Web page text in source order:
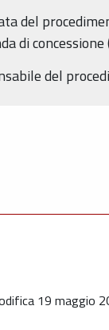
del
di
del
19 maggio